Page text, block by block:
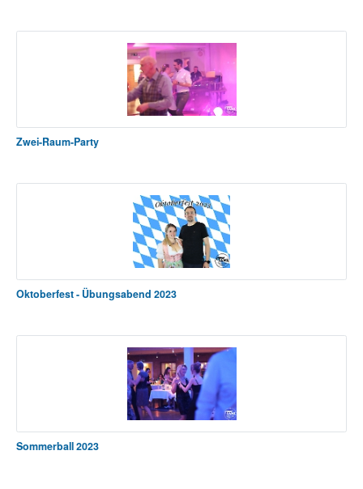
Zwei-Raum-Party
Oktoberfest - Übungsabend 2023
Sommerball 2023